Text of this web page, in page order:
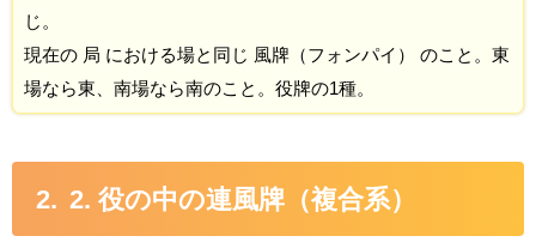
じ。
現在の 局 における場と同じ 風牌（フォンパイ） のこと。東
場なら東、南場なら南のこと。役牌の1種。
2. 役の中の連風牌（複合系）